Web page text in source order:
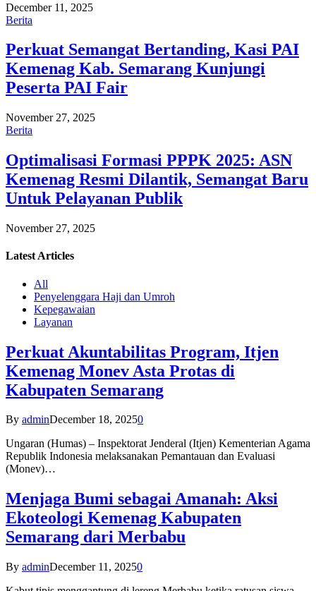
December 11, 2025
Berita
Perkuat Semangat Bertanding, Kasi PAI
Kemenag Kab. Semarang Kunjungi
Peserta PAI Fair
November 27, 2025
Berita
Optimalisasi Formasi PPPK 2025: ASN
Kemenag Resmi Dilantik, Semangat Baru
Untuk Pelayanan Publik
November 27, 2025
Latest Articles
All
Penyelenggara Haji dan Umroh
Kepegawaian
Layanan
Perkuat Akuntabilitas Program, Itjen
Kemenag Monev Asta Protas di
Kabupaten Semarang
By adminDecember 18, 20250
Ungaran (Humas) – Inspektorat Jenderal (Itjen) Kementerian Agama
Republik Indonesia melaksanakan Pemantauan dan Evaluasi
(Monev)…
Menjaga Bumi sebagai Amanah: Aksi
Ekoteologi Kemenag Kabupaten
Semarang dari Merbabu
By adminDecember 11, 20250